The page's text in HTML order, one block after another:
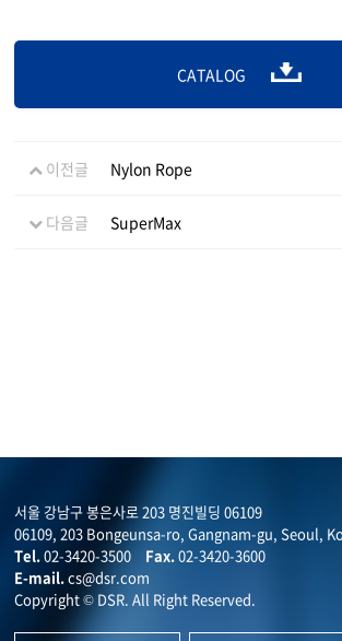
CATALOG
이전글 Nylon Rope
다음글 SuperMax
서울 강남구 봉은사로 203 명진빌딩 06109
06109, 203 Bongeunsa-ro, Gangnam-gu, Seoul,
Tel.02-3420-3500 Fax.02-3420-3600
E-mail.cs@dsr.com
Copyright © DSR. All Right Reserved.